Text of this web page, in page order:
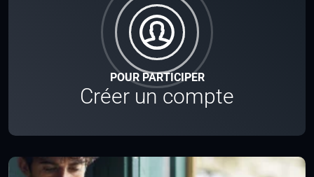
POUR PARTICIPER
Créer un compte